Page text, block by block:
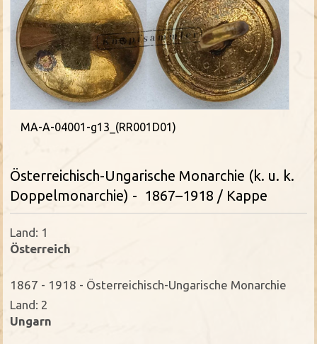
MA-A-04001-g13_(RR001D01)
Österreichisch-Ungarische Monarchie (k. u. k.
Doppelmonarchie) - 1867–1918 / Kappe
Land: 1
Österreich
1867 - 1918 - Österreichisch-Ungarische Monarchie
Land: 2
Ungarn